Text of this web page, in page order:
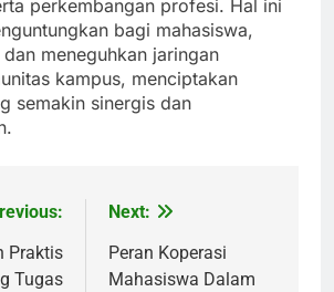
perkembangan profesi. Hal ini
bagi mahasiswa,
meneguhkan jaringan
kampus, menciptakan
semakin sinergis dan
Praktis
Tugas
Next:
Peran Koperasi
Mahasiswa Dalam